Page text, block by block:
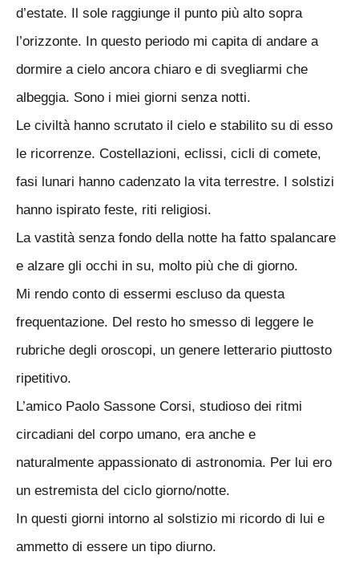
d’estate. Il sole raggiunge il punto più alto sopra
l’orizzonte. In questo periodo mi capita di andare a
dormire a cielo ancora chiaro e di svegliarmi che
albeggia. Sono i miei giorni senza notti.
Le civiltà hanno scrutato il cielo e stabilito su di esso
le ricorrenze. Costellazioni, eclissi, cicli di comete,
fasi lunari hanno cadenzato la vita terrestre. I solstizi
hanno ispirato feste, riti religiosi.
La vastità senza fondo della notte ha fatto spalancare
e alzare gli occhi in su, molto più che di giorno.
Mi rendo conto di essermi escluso da questa
frequentazione. Del resto ho smesso di leggere le
rubriche degli oroscopi, un genere letterario piuttosto
ripetitivo.
L’amico Paolo Sassone Corsi, studioso dei ritmi
circadiani del corpo umano, era anche e
naturalmente appassionato di astronomia. Per lui ero
un estremista del ciclo giorno/notte.
In questi giorni intorno al solstizio mi ricordo di lui e
ammetto di essere un tipo diurno.